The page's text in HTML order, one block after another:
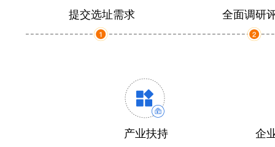
提交选址需求 全面调研
产业扶持 企